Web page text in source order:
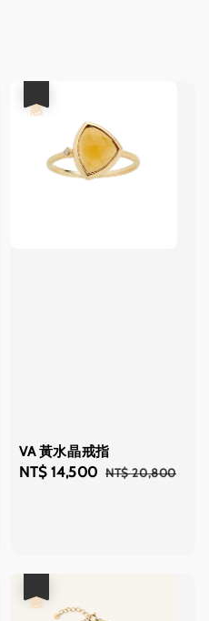
VA 黃水晶戒指
Sale
NT$ 14,500 Regular
NT$ 20,800